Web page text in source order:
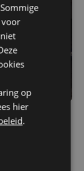
in Sint-
op
hier
.